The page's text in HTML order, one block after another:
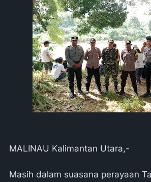
MALINAU Kalimantan Utara,-
Masih dalam suasana perayaan